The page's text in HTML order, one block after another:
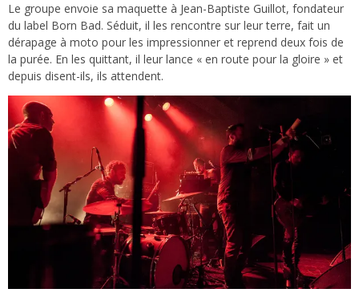
Le groupe envoie sa maquette à Jean-Baptiste Guillot, fondateur
du label Born Bad. Séduit, il les rencontre sur leur terre, fait un
dérapage à moto pour les impressionner et reprend deux fois de
la purée. En les quittant, il leur lance « en route pour la gloire » et
depuis disent-ils, ils attendent.